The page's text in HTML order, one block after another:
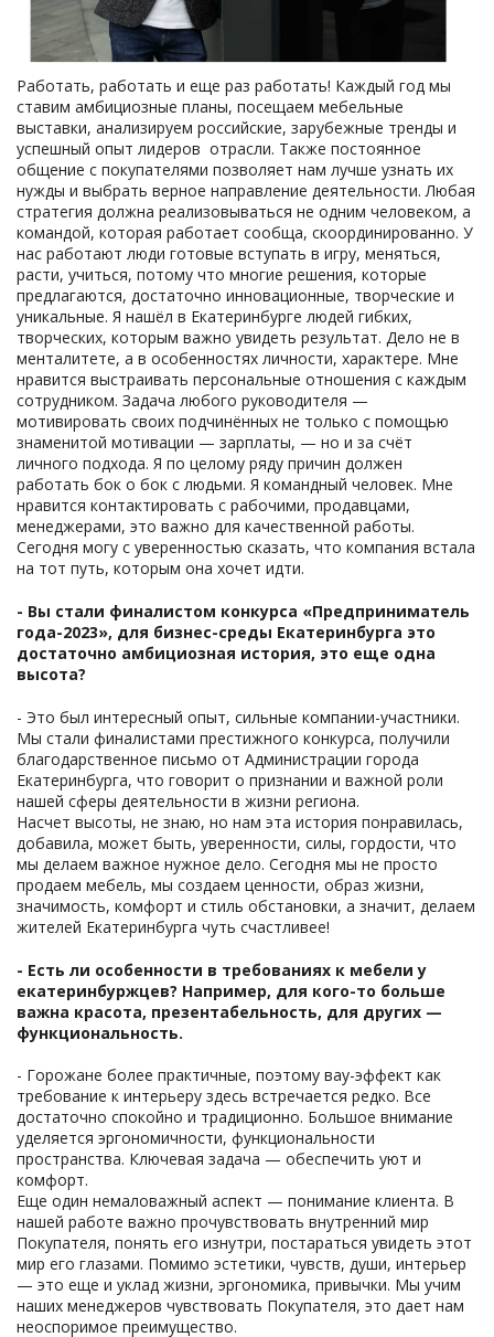
Работать, работать и еще раз работать! Каждый год мы
ставим амбициозные планы, посещаем мебельные
выставки, анализируем российские, зарубежные тренды и
успешный опыт лидеров отрасли. Также постоянное
общение с покупателями позволяет нам лучше узнать их
нужды и выбрать верное направление деятельности. Любая
стратегия должна реализовываться не одним человеком, а
командой, которая работает сообща, скоординированно. У
нас работают люди готовые вступать в игру, меняться,
расти, учиться, потому что многие решения, которые
предлагаются, достаточно инновационные, творческие и
уникальные. Я нашёл в Екатеринбурге людей гибких,
творческих, которым важно увидеть результат. Дело не в
менталитете, а в особенностях личности, характере. Мне
нравится выстраивать персональные отношения с каждым
сотрудником. Задача любого руководителя —
мотивировать своих подчинённых не только с помощью
знаменитой мотивации — зарплаты, — но и за счёт
личного подхода. Я по целому ряду причин должен
работать бок о бок с людьми. Я командный человек. Мне
нравится контактировать с рабочими, продавцами,
менеджерами, это важно для качественной работы.
Сегодня могу с уверенностью сказать, что компания встала
на тот путь, которым она хочет идти.
- Вы стали финалистом конкурса «Предприниматель
года-2023», для бизнес-среды Екатеринбурга это
достаточно амбициозная история, это еще одна
высота?
- Это был интересный опыт, сильные компании-участники.
Мы стали финалистами престижного конкурса, получили
благодарственное письмо от Администрации города
Екатеринбурга, что говорит о признании и важной роли
нашей сферы деятельности в жизни региона.
Насчет высоты, не знаю, но нам эта история понравилась,
добавила, может быть, уверенности, силы, гордости, что
мы делаем важное нужное дело. Сегодня мы не просто
продаем мебель, мы создаем ценности, образ жизни,
значимость, комфорт и стиль обстановки, а значит, делаем
жителей Екатеринбурга чуть счастливее!
- Есть ли особенности в требованиях к мебели у
екатеринбуржцев? Например, для кого-то больше
важна красота, презентабельность, для других —
функциональность.
- Горожане более практичные, поэтому вау-эффект как
требование к интерьеру здесь встречается редко. Все
достаточно спокойно и традиционно. Большое внимание
уделяется эргономичности, функциональности
пространства. Ключевая задача — обеспечить уют и
комфорт.
Еще один немаловажный аспект — понимание клиента. В
нашей работе важно прочувствовать внутренний мир
Покупателя, понять его изнутри, постараться увидеть этот
мир его глазами. Помимо эстетики, чувств, души, интерьер
— это еще и уклад жизни, эргономика, привычки. Мы учим
наших менеджеров чувствовать Покупателя, это дает нам
неоспоримое преимущество.